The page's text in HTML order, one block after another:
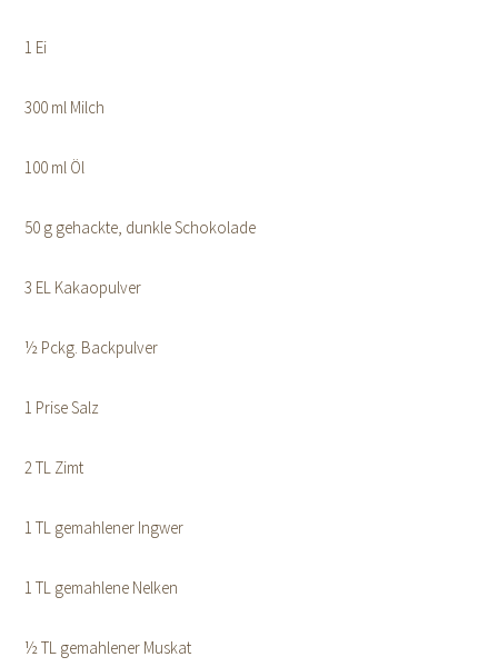
1 Ei
300 ml Milch
100 ml Öl
50 g gehackte, dunkle Schokolade
3 EL Kakaopulver
½ Pckg. Backpulver
1 Prise Salz
2 TL Zimt
1 TL gemahlener Ingwer
1 TL gemahlene Nelken
½ TL gemahlener Muskat